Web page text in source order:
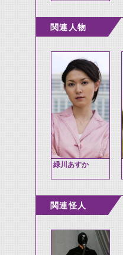
関連人物
緑川あすか
関連怪人